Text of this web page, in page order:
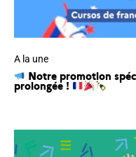
A la une
Notre promotion
prolongée !